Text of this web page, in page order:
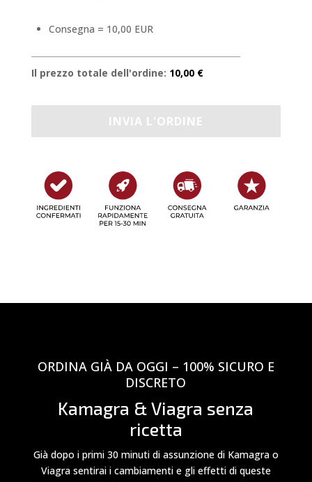
Consegna = 10,00 EUR
Il prezzo totale dell'ordine: 10,00 €
ORDINA GIÀ DA OGGI – 100% SICURO E
DISCRETO
Kamagra & Viagra senza
ricetta
Già dopo i primi 30 minuti di assunzione di Kamagra o
Viagra sentirai i cambiamenti e gli effetti di queste